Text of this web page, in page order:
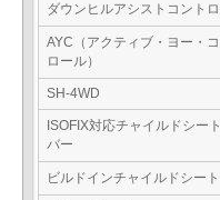
ダウンヒルアシストコント
AYC（アクティブ・ヨー・コ
ロール）
SH-4WD
ISOFIX対応チャイルドシー
バー
ビルドインチャイルドシート